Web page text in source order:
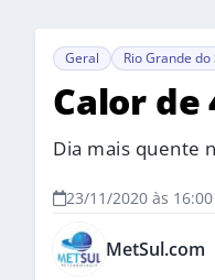
Geral Rio Grande do
Calor de
Dia mais quente
23/11/2020 às 16:00
MetSul.com